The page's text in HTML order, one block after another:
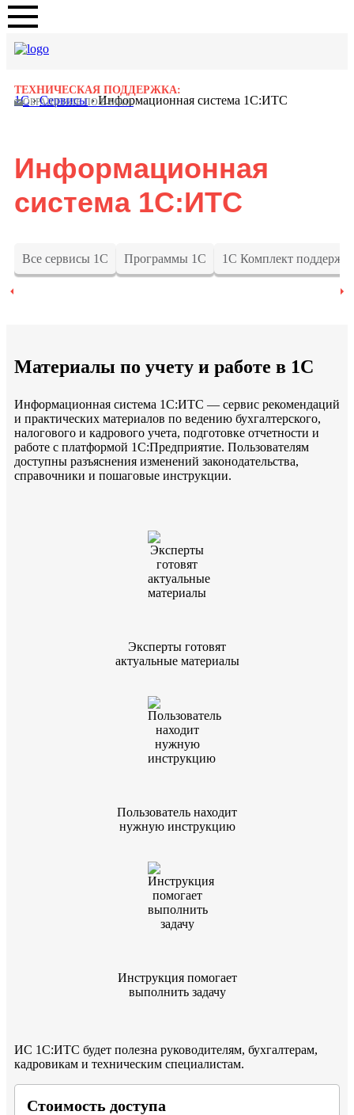
ТЕХНИЧЕСКАЯ ПОДДЕРЖКА:
ОБРАЩЕНИЕ ПО E-MAIL
1C›Сервисы›Информационная система 1С:ИТС
Информационная
система 1С:ИТС
Все сервисы 1С Программы 1С 1С Комплект
Материалы по учету и работе в 1С
Информационная система 1С:ИТС — сервис рекомендаций
и практических материалов по ведению бухгалтерского,
налогового и кадрового учета, подготовке отчетности и
работе с платформой 1С:Предприятие. Пользователям
доступны разъяснения изменений законодательства,
справочники и пошаговые инструкции.
Эксперты готовят
актуальные материалы
Пользователь находит
нужную инструкцию
Инструкция помогает
выполнить задачу
ИС 1С:ИТС будет полезна руководителям, бухгалтерам,
кадровикам и техническим специалистам.
Стоимость доступа